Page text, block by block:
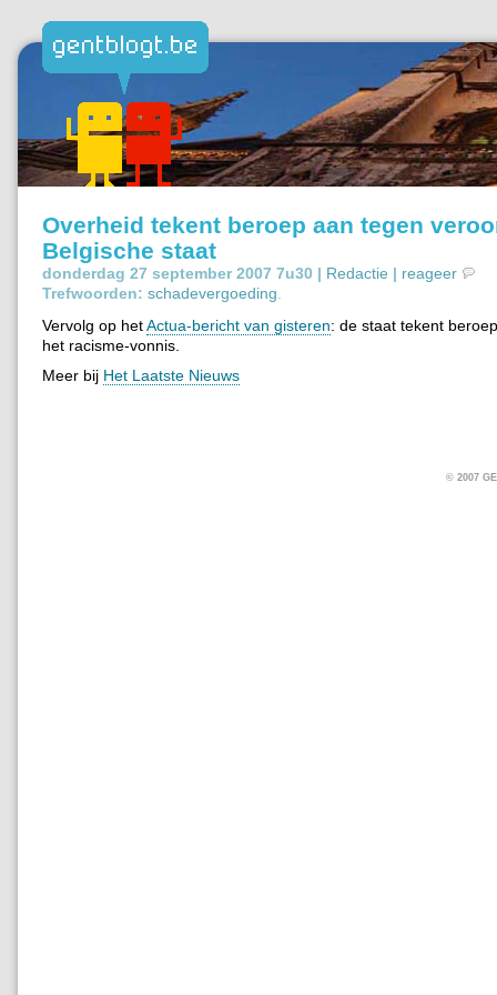
Overheid tekent beroep aan tegen
Belgische staat
donderdag 27 september 2007 7u30 | Redactie | reageer
Trefwoorden: schadevergoeding
Vervolg op hetActua-bericht van gisteren: de staat tekent
het racisme-vonnis.
Meer bij Het Laatste Nieuws
© 2007